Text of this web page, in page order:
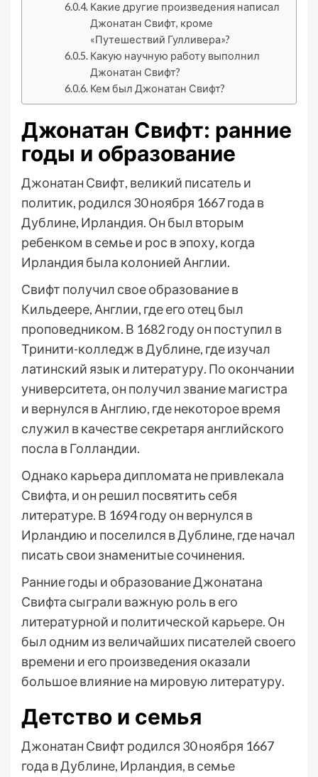
Какие другие произведения написал
Джонатан Свифт, кроме
«Путешествий Гулливера»?
Какую научную работу выполнил
Джонатан Свифт?
Кем был Джонатан Свифт?
Джонатан Свифт: ранние
годы и образование
Джонатан Свифт, великий писатель и
политик, родился 30 ноября 1667 года в
Дублине, Ирландия. Он был вторым
ребенком в семье и рос в эпоху, когда
Ирландия была колонией Англии.
Свифт получил свое образование в
Кильдеере, Англии, где его отец был
проповедником. В 1682 году он поступил в
Тринити-колледж в Дублине, где изучал
латинский язык и литературу. По окончании
университета, он получил звание магистра
и вернулся в Англию, где некоторое время
служил в качестве секретаря английского
посла в Голландии.
Однако карьера дипломата не привлекала
Свифта, и он решил посвятить себя
литературе. В 1694 году он вернулся в
Ирландию и поселился в Дублине, где начал
писать свои знаменитые сочинения.
Ранние годы и образование Джонатана
Свифта сыграли важную роль в его
литературной и политической карьере. Он
был одним из величайших писателей своего
времени и его произведения оказали
большое влияние на мировую литературу.
Детство и семья
Джонатан Свифт родился 30 ноября 1667
года в Дублине, Ирландия, в семье